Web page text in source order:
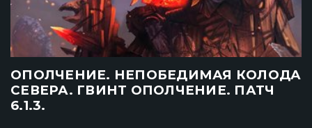
ОПОЛЧЕНИЕ. НЕПОБЕДИМАЯ КОЛОДА
СЕВЕРА. ГВИНТ ОПОЛЧЕНИЕ. ПАТЧ
6.1.3.